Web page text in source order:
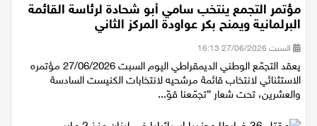
مؤتمر التجمع ينتخب سامي أبو شحادة لرئاسة القائمة
البرلمانية ويمنح بكر عواودة المركز الثاني
السبت 27/06/2026 16:13
يعقد التجمّع الوطني الديمقراطي اليوم السبت 27/06/2026 مؤتمره
الاستثنائي لانتخاب قائمة مرشحيه لانتخابات الكنيست السادسة
والعشرين، تحت شعار “تجمّعنا قوّ...